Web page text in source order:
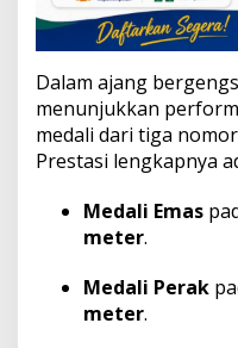
Dalam ajang
menunjukkan
medali dari tiga
Prestasi lengkapnya
Medali Emas
meter.
Medali Perak
meter.